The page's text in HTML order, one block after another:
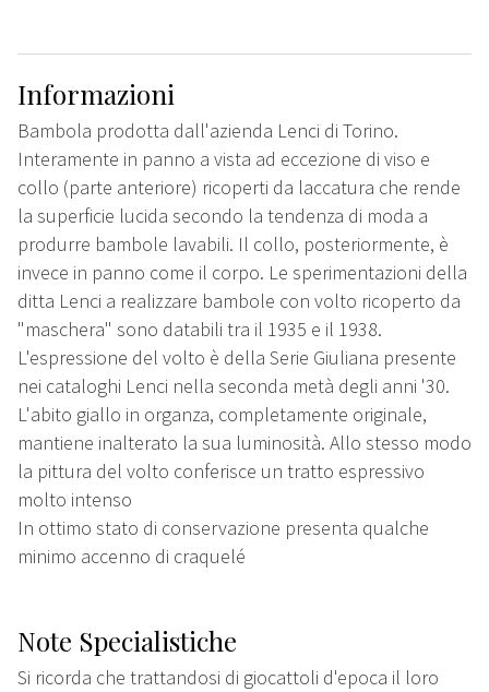
Informazioni
Bambola prodotta dall'azienda Lenci di Torino.
Interamente in panno a vista ad eccezione di viso e
collo (parte anteriore) ricoperti da laccatura che rende
la superficie lucida secondo la tendenza di moda a
produrre bambole lavabili. Il collo, posteriormente, è
invece in panno come il corpo. Le sperimentazioni della
ditta Lenci a realizzare bambole con volto ricoperto da
"maschera" sono databili tra il 1935 e il 1938.
L'espressione del volto è della Serie Giuliana presente
nei cataloghi Lenci nella seconda metà degli anni '30.
L'abito giallo in organza, completamente originale,
mantiene inalterato la sua luminosità. Allo stesso modo
la pittura del volto conferisce un tratto espressivo
molto intenso
In ottimo stato di conservazione presenta qualche
minimo accenno di craquelé
Note Specialistiche
Si ricorda che trattandosi di giocattoli d'epoca il loro